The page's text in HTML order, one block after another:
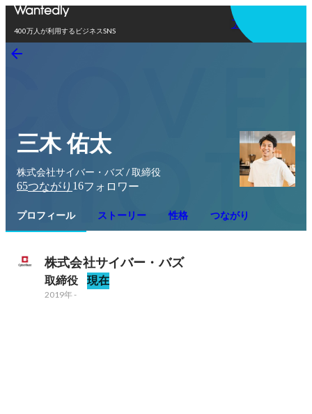
400万人が利用するビジネスSNS
アプリを使う
三木 佑太
株式会社サイバー・バズ / 取締役
65つながり 16フォロワー
プロフィール ストーリー 性格 つながり
株式会社サイバー・バズ
取締役 現在
2019年-